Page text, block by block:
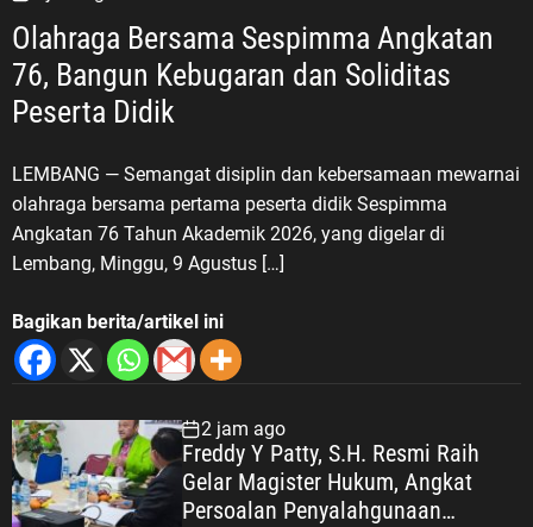
Olahraga Bersama Sespimma Angkatan
76, Bangun Kebugaran dan Soliditas
Peserta Didik
LEMBANG — Semangat disiplin dan kebersamaan mewarnai
olahraga bersama pertama peserta didik Sespimma
Angkatan 76 Tahun Akademik 2026, yang digelar di
Lembang, Minggu, 9 Agustus […]
Bagikan berita/artikel ini
2 jam ago
Freddy Y Patty, S.H. Resmi Raih
Gelar Magister Hukum, Angkat
Persoalan Penyalahgunaan